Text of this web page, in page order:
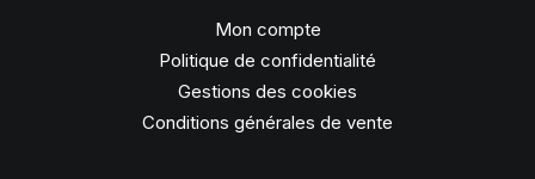
Mon compte
Politique de confidentialité
Gestions des cookies
Conditions générales de vente